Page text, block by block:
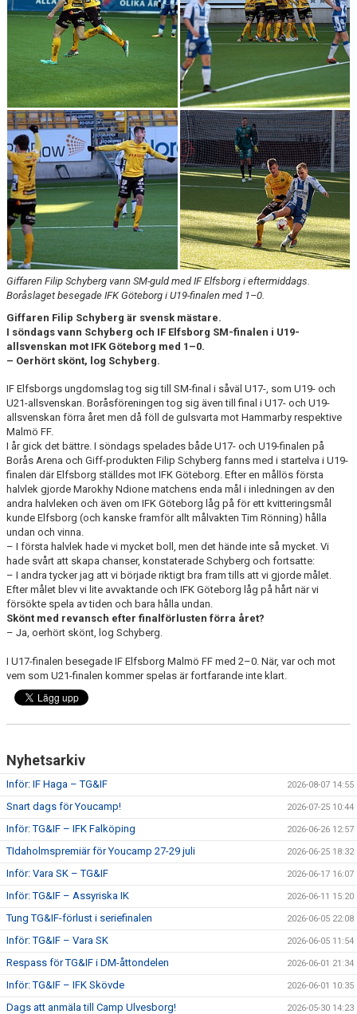
CUPER ARBETSBESKRIVNING
PLANSCHEMA
Giffaren Filip Schyberg vann SM-guld med IF Elfsborg i eftermiddags.
Boråslaget besegade IFK Göteborg i U19-finalen med 1–0.
Giffaren Filip Schyberg är svensk mästare.
I söndags vann Schyberg och IF Elfsborg SM-finalen i U19-
allsvenskan mot IFK Göteborg med 1–0.
– Oerhört skönt, log Schyberg.
IF Elfsborgs ungdomslag tog sig till SM-final i såväl U17-, som U19- och
U21-allsvenskan. Boråsföreningen tog sig även till final i U17- och U19-
allsvenskan förra året men då föll de gulsvarta mot Hammarby respektive
Malmö FF.
I år gick det bättre. I söndags spelades både U17- och U19-finalen på
Borås Arena och Giff-produkten Filip Schyberg fanns med i startelva i U19-
finalen där Elfsborg ställdes mot IFK Göteborg. Efter en mållös första
halvlek gjorde Marokhy Ndione matchens enda mål i inledningen av den
andra halvleken och även om IFK Göteborg låg på för ett kvitteringsmål
kunde Elfsborg (och kanske framför allt målvakten Tim Rönning) hålla
undan och vinna.
– I första halvlek hade vi mycket boll, men det hände inte så mycket. Vi
hade svårt att skapa chanser, konstaterade Schyberg och fortsatte:
– I andra tycker jag att vi började riktigt bra fram tills att vi gjorde målet.
Efter målet blev vi lite avvaktande och IFK Göteborg låg på hårt när vi
försökte spela av tiden och bara hålla undan.
Skönt med revansch efter finalförlusten förra året?
– Ja, oerhört skönt, log Schyberg.
I U17-finalen besegade IF Elfsborg Malmö FF med 2–0. När, var och mot
vem som U21-finalen kommer spelas är fortfarande inte klart.
Nyhetsarkiv
Inför: IF Haga – TG&IF 2026-08-07 14:55
Snart dags för Youcamp! 2026-07-25 10:44
Inför: TG&IF – IFK Falköping 2026-06-26 12:57
TIdaholmspremiär för Youcamp 27-29 juli 2026-06-25 18:32
Inför: Vara SK – TG&IF 2026-06-17 16:07
Inför: TG&IF – Assyriska IK 2026-06-11 15:20
Tung TG&IF-förlust i seriefinalen 2026-06-05 22:08
Inför: TG&IF – Vara SK 2026-06-05 11:54
Respass för TG&IF i DM-åttondelen 2026-06-01 21:34
Inför: TG&IF – IFK Skövde 2026-06-01 10:35
Dags att anmäla till Camp Ulvesborg! 2026-05-30 14:23